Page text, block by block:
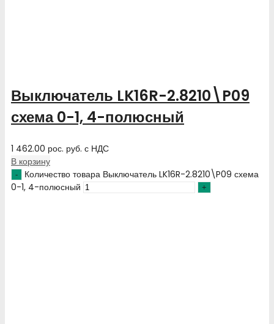
Выключатель LK16R-2.8210\P09
схема 0-1, 4-полюсный
1 462.00 рос. руб. с НДС
В корзину
Количество товара Выключатель LK16R-2.8210\P09 схема
0-1, 4-полюсный